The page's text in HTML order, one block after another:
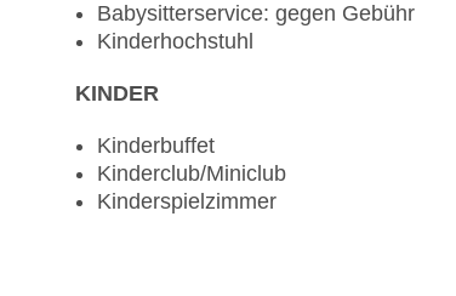
Babysitterservice: gegen Gebühr
Kinderhochstuhl
KINDER
Kinderbuffet
Kinderclub/Miniclub
Kinderspielzimmer